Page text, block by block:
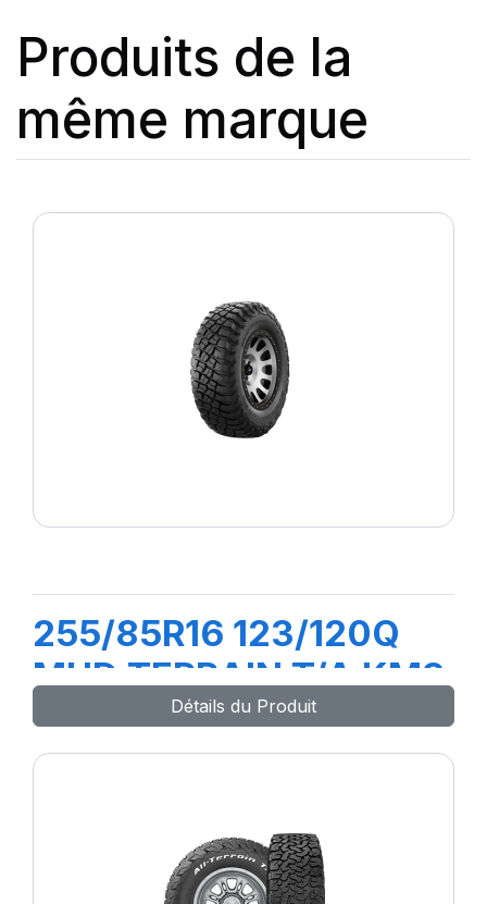
Produits de la
même marque
255/85R16 123/120Q
MUD TERRAIN T/A KM3
Détails du Produit